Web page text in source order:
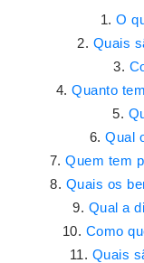
O
Quais
Quanto
Qual
Quem tem
Quais os
Qual a
Como
Quais